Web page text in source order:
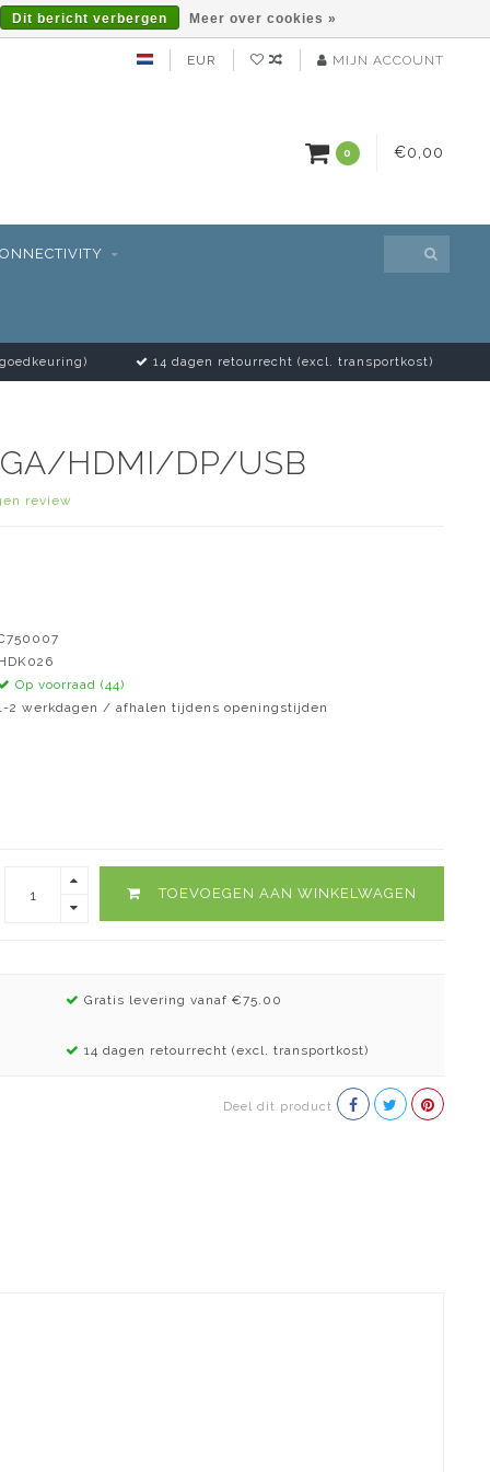
EUR MIJN ACCOUNT
0 €0,00
14 dagen retourrecht (excl. transportkost)
HDMI/DP/USB
review
Op voorraad (44)
2 werkdagen / afhalen tijdens openingstijden
TOEVOEGEN AAN WINKELWAGEN
Gratis levering vanaf €75.00
14 dagen retourrecht (excl. transportkost)
Deel dit product
Dit bericht verbergen Meer over cookies »